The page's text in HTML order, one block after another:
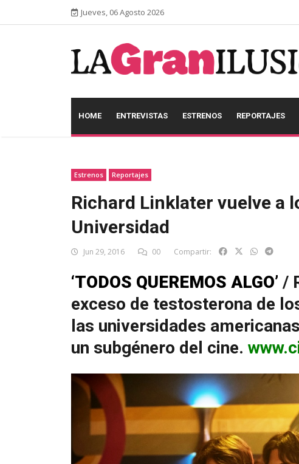
Jueves, 06 Agosto 2026
HOME ENTREVISTAS ESTRENOS REPORTAJES
Estrenos Reportajes
Richard Linklater vuelve a
Universidad
Jun 29, 2016 00 Compartir:
‘TODOS QUEREMOS ALGO’ /
exceso de testosterona de
las universidades
un subgénero del cine.